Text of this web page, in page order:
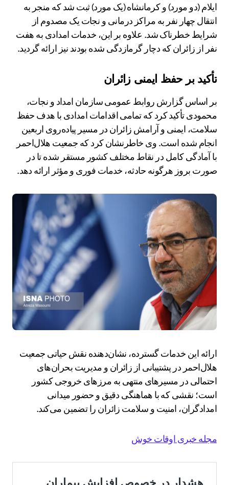
ایلام (دو مورد) و کرمانشاه (یک مورد) ثبت شد که منجر به
انتقال چهار نفر به مراکز درمانی و نجات یک مصدوم از
شرایط خطرناک شد. علاوه بر این، خدمات امدادی به هفت
نفر از زائران که دچار گرمازدگی شده بودند نیز ارائه گردید.
تأکید بر حفظ ایمنی زائران
بر اساس گزارش روابط عمومی سازمان امداد و نجات،
محمودی تأکید کرد که تمامی اقدامات امدادی با هدف حفظ
سلامت، ایمنی و آرامش زائران در مسیر پیاده‌روی اربعین
انجام شده است. وی خاطرنشان کرد که جمعیت هلال‌احمر
با آمادگی کامل در نقاط مختلف کشور مستقر شده تا در
صورت بروز هرگونه حادثه، خدمات فوری و مؤثر ارائه دهد.
ارائه این خدمات گسترده، نشان‌دهنده نقش حیاتی جمعیت
هلال‌احمر در پشتیبانی از زائران و مدیریت بحران‌های
احتمالی در مسیرهای منتهی به مرزهای خروجی کشور
است؛ نقشی که با هماهنگی دقیق و حضور میدانی
امدادگران، امنیت و سلامت زائران را تضمین می‌کند.
مجله خبری اوقات خوش